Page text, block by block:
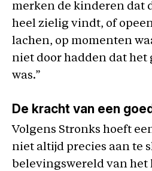
merken de kinderen dat
heel zielig vindt, of
lachen, op momenten
niet door hadden dat het
was.”
De kracht van een
Volgens Stronks hoeft
niet altijd precies aan te
belevingswereld van het